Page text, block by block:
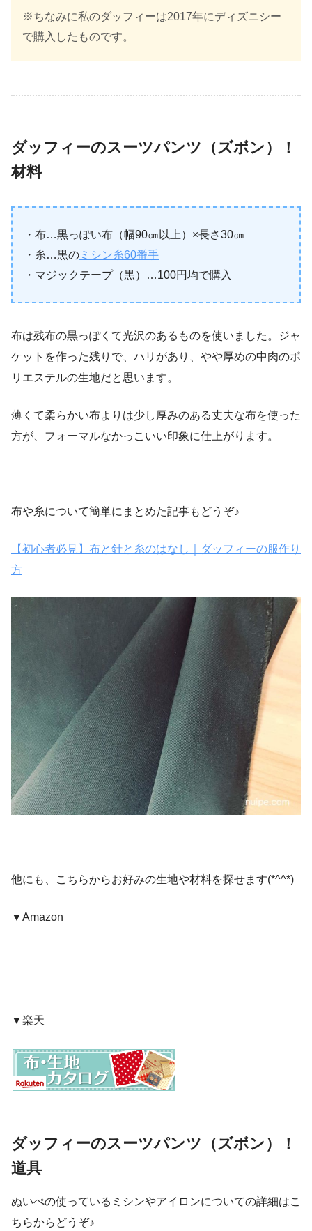
※ちなみに私のダッフィーは2017年にディズニシー
で購入したものです。
ダッフィーのスーツパンツ（ズボン）！
材料
・布…黒っぽい布（幅90㎝以上）×長さ30㎝
・糸…黒の ミシン糸60番手
・マジックテープ（黒）…100円均で購入
布は残布の黒っぽくて光沢のあるものを使いました。ジャ
ケットを作った残りで、ハリがあり、やや厚めの中肉のポ
リエステルの生地だと思います。
薄くて柔らかい布よりは少し厚みのある丈夫な布を使った
方が、フォーマルなかっこいい印象に仕上がります。
布や糸について簡単にまとめた記事もどうぞ♪
【初心者必見】布と針と糸のはなし｜ダッフィーの服作り
方
他にも、こちらからお好みの生地や材料を探せます(*^^*)
▼Amazon
▼楽天
ダッフィーのスーツパンツ（ズボン）！
道具
ぬいぺの使っているミシンやアイロンについての詳細はこ
ちらからどうぞ♪